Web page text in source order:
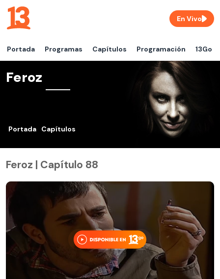
Portada Programas Capítulos Programación 13Go
En Vivo
Feroz
Portada Capítulos
Feroz | Capítulo 88